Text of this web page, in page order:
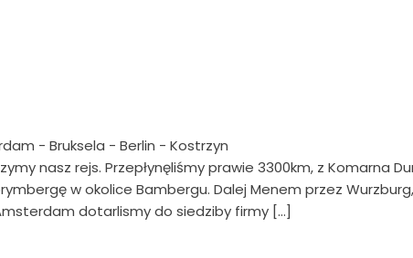
- Bruksela - Berlin - Kostrzyn
nasz rejs. Przepłynęliśmy prawie 3300km, z Komarna
w okolice Bambergu. Dalej Menem przez
dotarlismy do siedziby firmy […]